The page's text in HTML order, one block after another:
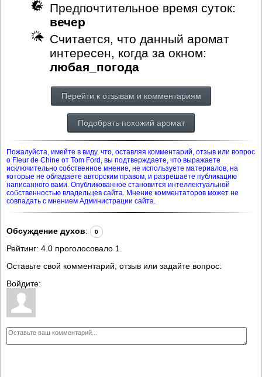
Предпочтительное время суток:
вечер
Считается, что данный аромат
интересен, когда за окном:
любая_погода
Перейти к отзывам и комментариям
Подобрать похожий аромат
Пожалуйста, имейте в виду, что, оставляя комментарий, отзыв или вопрос
о Fleur de Chine от Tom Ford, вы подтверждаете, что выражаете
исключительно собственное мнение, не используете материалов, на
которые не обладаете авторским правом, и разрешаете публикацию
написанного вами. Опубликованное становится интеллектуальной
собственностью владельцев сайта. Мнение комментаторов может не
совпадать с мнением Администрации сайта.
Обсуждение духов: 0
Рейтинг: 4.0 проголосовало 1
Оставьте свой комментарий, отзыв или задайте вопрос:
Войдите: